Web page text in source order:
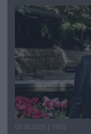
03.08.2026 | 19:02